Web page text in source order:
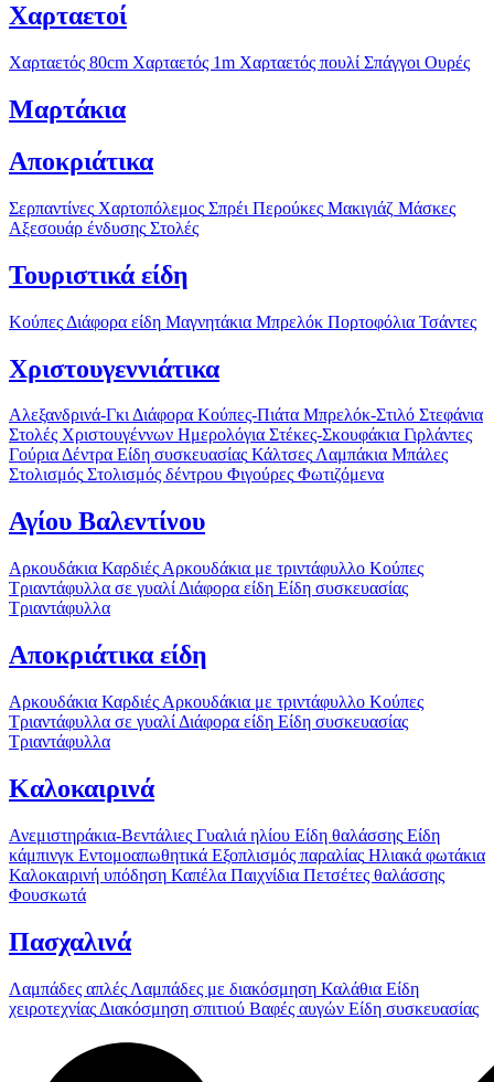
Χαρταετοί
Χαρταετός 80cm Χαρταετός 1m Χαρταετός πουλί Σπάγγοι Ουρές
Μαρτάκια
Αποκριάτικα
Σερπαντίνες Χαρτοπόλεμος Σπρέι Περούκες Μακιγιάζ Μάσκες
Αξεσουάρ ένδυσης Στολές
Τουριστικά είδη
Κούπες Διάφορα είδη Μαγνητάκια Μπρελόκ Πορτοφόλια Τσάντες
Χριστουγεννιάτικα
Αλεξανδρινά-ΓκιΔιάφορα Κούπες-Πιάτα Μπρελόκ-Στιλό Στεφάνια
Στολές Χριστουγέννων Ημερολόγια Στέκες-Σκουφάκια Γιρλάντες
ΓούριαΔέντρα Είδη συσκευασίας ΚάλτσεςΛαμπάκια Μπάλες
Στολισμός Στολισμός δέντρου Φιγούρες Φωτιζόμενα
Αγίου Βαλεντίνου
Αρκουδάκια Καρδιές Αρκουδάκια με τριντάφυλλο Κούπες
Τριαντάφυλλα σε γυαλί Διάφορα είδη Είδη συσκευασίας
Τριαντάφυλλα
Αποκριάτικα είδη
Αρκουδάκια Καρδιές Αρκουδάκια με τριντάφυλλο Κούπες
Τριαντάφυλλα σε γυαλί Διάφορα είδη Είδη συσκευασίας
Τριαντάφυλλα
Καλοκαιρινά
Ανεμιστηράκια-Βεντάλιες Γυαλιά ηλίου Είδη θαλάσσης Είδη
κάμπινγκ Εντομοαπωθητικά Εξοπλισμός παραλίας Ηλιακά φωτάκια
Καλοκαιρινή υπόδηση Καπέλα Παιχνίδια Πετσέτες θαλάσσης
Φουσκωτά
Πασχαλινά
Λαμπάδες απλές Λαμπάδες με διακόσμηση Καλάθια Είδη
χειροτεχνίας Διακόσμηση σπιτιού Βαφές αυγών Είδη συσκευασίας